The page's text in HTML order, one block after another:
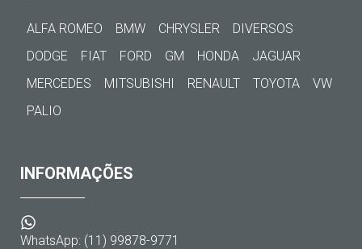
ALFA ROMEO BMW CHRYSLER
DIVERSOS
DODGE
FIAT FORD GM HONDA
JAGUAR
MERCEDES
MITSUBISHI RENAULT TOYOTA
VW
PALIO
INFORMAÇÕES
WhatsApp: (11) 99878-9771